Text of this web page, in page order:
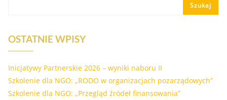
Szukaj
OSTATNIE WPISY
Inicjatywy Partnerskie 2026 – wyniki naboru II
Szkolenie dla NGO: „RODO w organizacjach pozarządowych”
Szkolenie dla NGO: „Przegląd źródeł finansowania”